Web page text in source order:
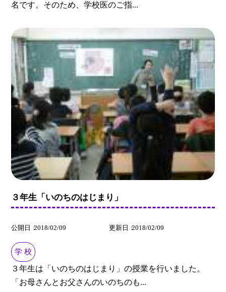
名です。そのため、学校医のご指...
３年生「いのちのはじまり」
公開日 2018/02/09 更新日 2018/02/09
学 校
３年生は「いのちのはじまり」の授業を行いました。
「お母さんとお父さんのいのちのも...